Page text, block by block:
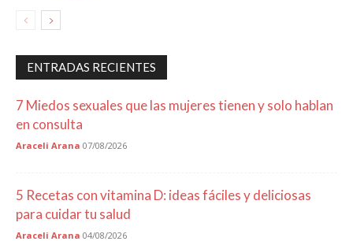
ENTRADAS RECIENTES
7 Miedos sexuales que las mujeres tienen y solo hablan
en consulta
Araceli Arana 07/08/2026
5 Recetas con vitamina D: ideas fáciles y deliciosas
para cuidar tu salud
Araceli Arana 04/08/2026